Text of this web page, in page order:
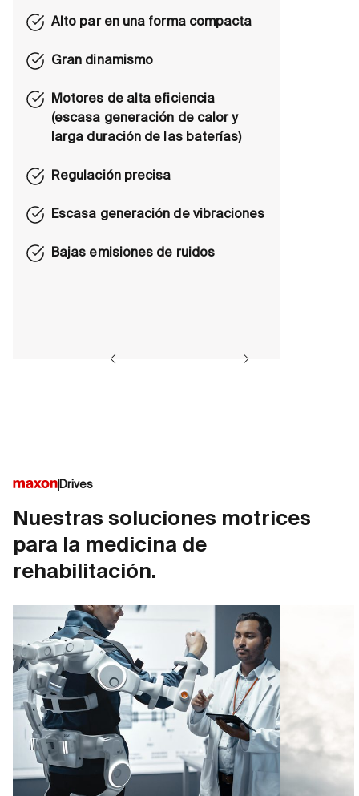
Alto par en una forma compacta
Gran dinamismo
Motores de alta eficiencia
(escasa generación de calor y
larga duración de las baterías)
Regulación precisa
Escasa generación de vibraciones
Bajas emisiones de ruidos
Drives
Nuestras soluciones motrices
para la medicina de
rehabilitación.